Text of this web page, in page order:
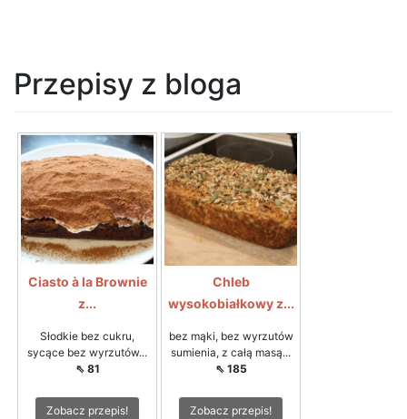
Przepisy z bloga
Ciasto à la Brownie
z...
Słodkie bez cukru,
sycące bez wyrzutów...
⇖ 81
Zobacz przepis!
Chleb
wysokobiałkowy z...
bez mąki, bez wyrzutów
sumienia, z całą masą...
⇖ 185
Zobacz przepis!